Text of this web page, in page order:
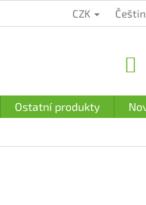
PODMÍNKY
CZK
Ostatní produkty